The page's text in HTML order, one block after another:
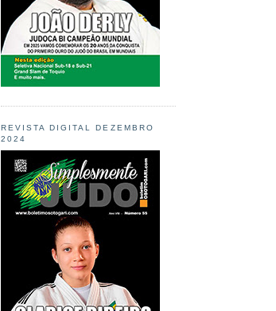
REVISTA DIGITAL DEZEMBRO
2024